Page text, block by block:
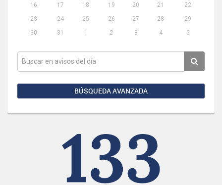
16
17 18 19 20 21
22
23
24 25 26 27 28
29
30
31 1 2 3 4 5
BÚSQUEDA AVANZADA